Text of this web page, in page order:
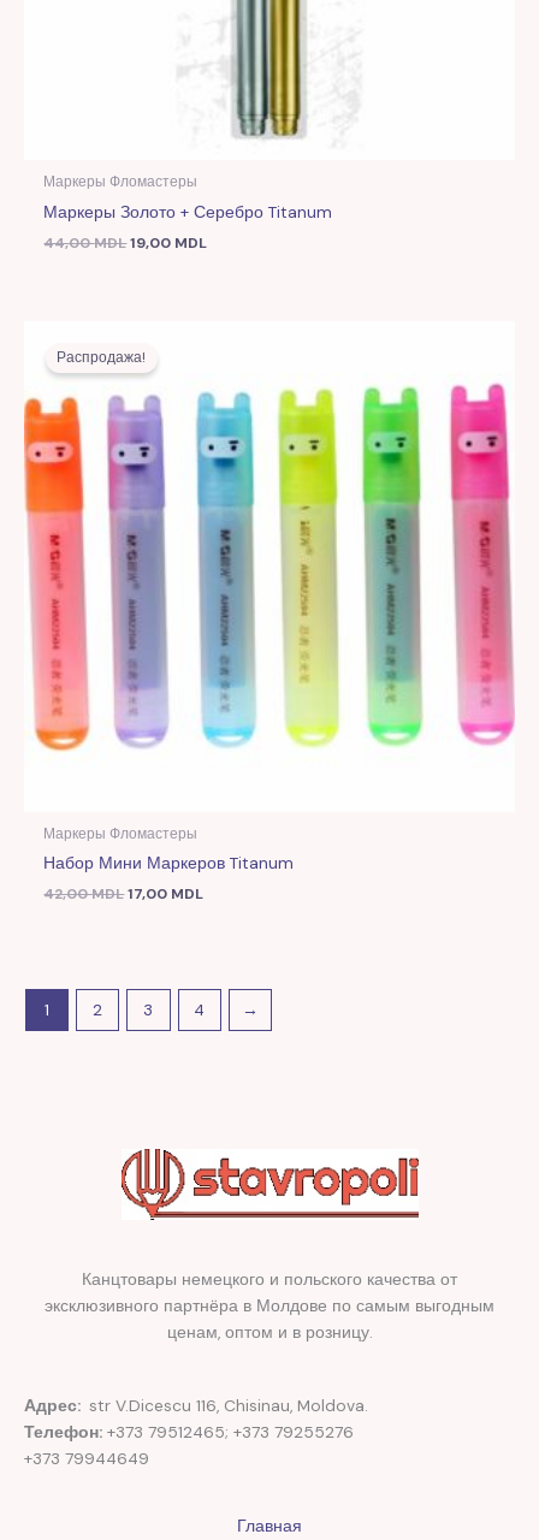
Маркеры Фломастеры
Маркеры Золото + Серебро Titanum
44,00MDL19,00 MDL
Распродажа!
Маркеры Фломастеры
Набор Мини Маркеров Titanum
42,00MDL
цена
составляла
42,00 MDL.
17,00 MDL
1 2 3 4 →
Канцтовары немецкого и польского качества от
эксклюзивного партнёра в Молдове по самым выгодным
ценам, оптом и в розницу.
Адрес: str V.Dicescu 116, Chisinau, Moldova.
Телефон: +373 79512465; +373 79255276
+373 79944649
Главная